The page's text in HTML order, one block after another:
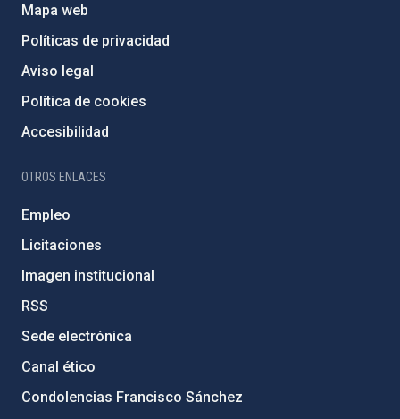
Mapa web
Políticas de privacidad
Aviso legal
Política de cookies
Accesibilidad
OTROS ENLACES
Empleo
Licitaciones
Imagen institucional
RSS
Sede electrónica
Canal ético
Condolencias Francisco Sánchez